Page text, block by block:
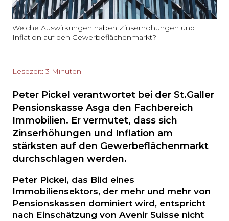
Welche Auswirkungen haben Zinserhöhungen und
Inflation auf den Gewerbeflächenmarkt?
Lesezeit: 3 Minuten
Peter Pickel verantwortet bei der St.Galler
Pensionskasse Asga den Fachbereich
Immobilien. Er vermutet, dass sich
Zinserhöhungen und Inflation am
stärksten auf den Gewerbeflächenmarkt
durchschlagen werden.
Peter Pickel, das Bild eines
Immobiliensektors, der mehr und mehr von
Pensionskassen dominiert wird, entspricht
nach Einschätzung von Avenir Suisse nicht